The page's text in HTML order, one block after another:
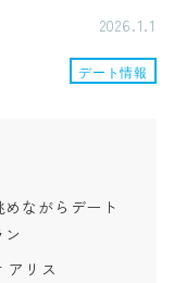
2026.1.1
デート情報
ながらデート
ン
アリス